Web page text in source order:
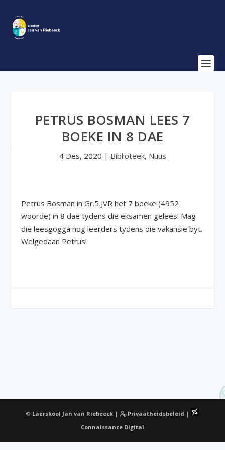
PETRUS BOSMAN LEES 7
BOEKE IN 8 DAE
4 Des, 2020 | Biblioteek, Nuus
Petrus Bosman in Gr.5 JVR het 7 boeke (4952
woorde) in 8 dae tydens die eksamen gelees! Mag
die leesgogga nog leerders tydens die vakansie byt.
Welgedaan Petrus!
© Laerskool Jan van Riebeeck| Privaatheidsbeleid |
Connaissance Digital